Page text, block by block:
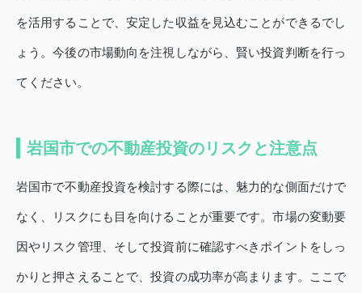
を活用することで、安定した収益を見込むことができるでし
ょう。今後の市場動向を注視しながら、賢い投資判断を行っ
てください。
岩国市での不動産投資のリスクと注意点
岩国市で不動産投資を検討する際には、魅力的な側面だけで
なく、リスクにも目を向けることが重要です。市場の変動要
因やリスク管理、そして投資前に確認すべきポイントをしっ
かりと押さえることで、投資の成功率が高まります。ここで